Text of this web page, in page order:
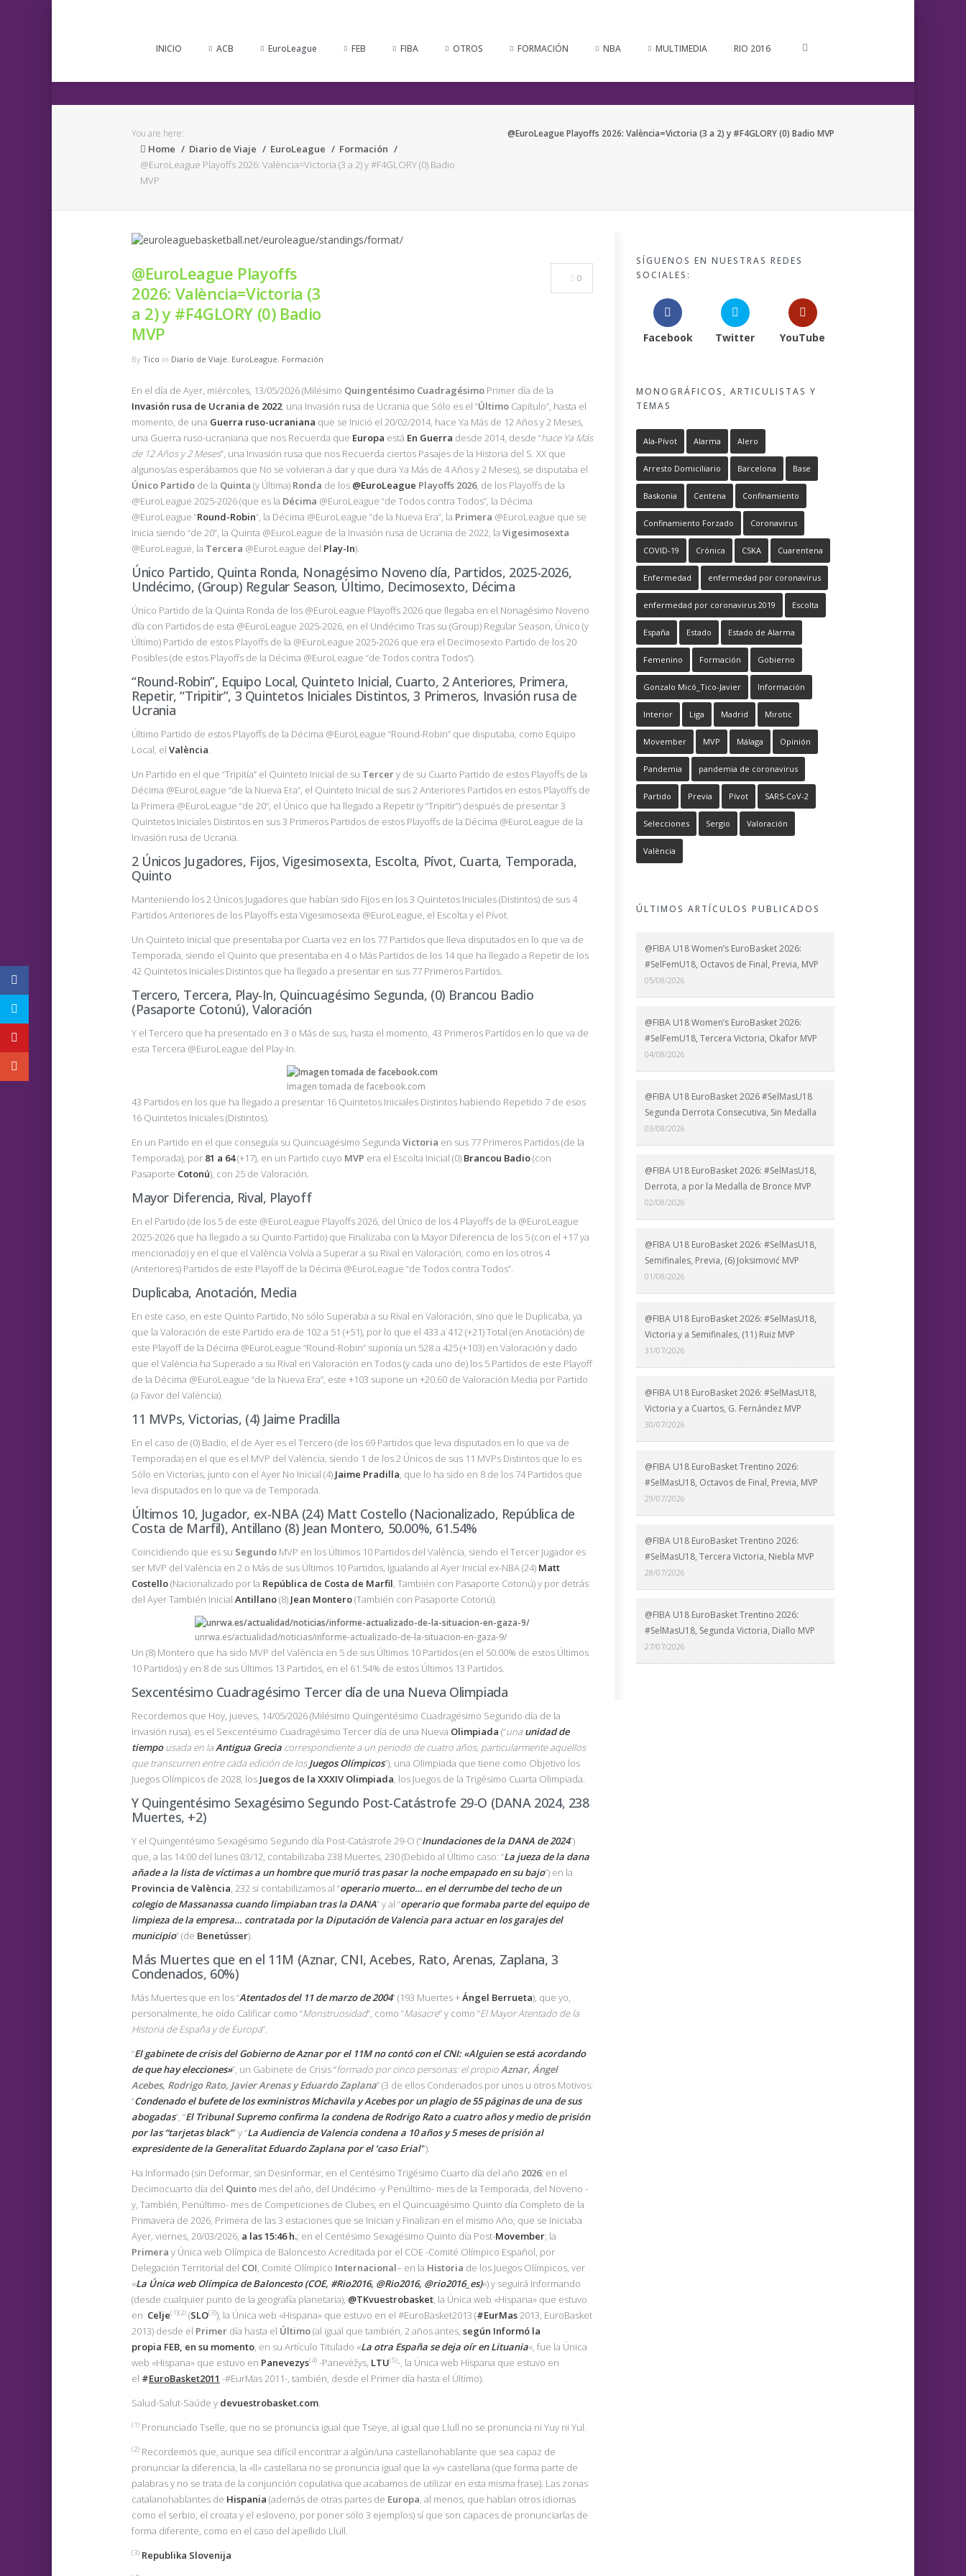
INICIO ACB EuroLeague FEB FIBA OTROS FORMACIÓN NBA MULTIMEDIA RIO 2016
You are here:
Home Diario de Viaje EuroLeague
Formación
@EuroLeague Playoffs 2026: València=Victoria (3 a 2) y #F4GLORY (0) Badio
MVP
@EuroLeague Playoffs 2026: València=Victoria (3 a 2) y #F4GLORY (0) Badio MVP
@EuroLeague Playoffs
2026: València=Victoria (3
a 2) y #F4GLORY (0) Badio
MVP
By Tico in Diario de Viaje, EuroLeague, Formación
0
En el día de Ayer, miércoles, 13/05/2026 (Milésimo Quingentésimo Cuadragésimo Primer día de la
Invasión rusa de Ucrania de 2022, una Invasión rusa de Ucrania que Sólo es el “Último Capítulo”, hasta el
momento, de una Guerra ruso-ucraniana que se Inició el 20/02/2014, hace Ya Más de 12 Años y 2 Meses,
una Guerra ruso-ucraniana que nos Recuerda que Europa está En Guerra desde 2014, desde “hace Ya Más
de 12 Años y 2 Meses”, una Invasión rusa que nos Recuerda ciertos Pasajes de la Historia del S. XX que
algunos/as esperábamos que No se volvieran a dar y que dura Ya Más de 4 Años y 2 Meses), se disputaba el
Único Partido de la Quinta (y Última) Ronda de los @EuroLeague Playoffs 2026, de los Playoffs de la
@EuroLeague 2025-2026 (que es la Décima @EuroLeague “de Todos contra Todos”, la Décima
@EuroLeague “Round-Robin”, la Décima @EuroLeague “de la Nueva Era”, la Primera @EuroLeague que se
Inicia siendo “de 20”, la Quinta @EuroLeague de la Invasión rusa de Ucrania de 2022, la Vigesimosexta
@EuroLeague, la Tercera @EuroLeague del Play-In).
Único Partido, Quinta Ronda, Nonagésimo Noveno día, Partidos, 2025-2026,
Undécimo, (Group) Regular Season, Último, Decimosexto, Décima
Único Partido de la Quinta Ronda de los @EuroLeague Playoffs 2026 que llegaba en el Nonagésimo Noveno
día con Partidos de esta @EuroLeague 2025-2026, en el Undécimo Tras su (Group) Regular Season, Único (y
Último) Partido de estos Playoffs de la @EuroLeague 2025-2026 que era el Decimosexto Partido de los 20
Posibles (de estos Playoffs de la Décima @EuroLeague “de Todos contra Todos”).
“Round-Robin”, Equipo Local, Quinteto Inicial, Cuarto, 2 Anteriores, Primera,
Repetir, “Tripitir”, 3 Quintetos Iniciales Distintos, 3 Primeros, Invasión rusa de
Ucrania
Último Partido de estos Playoffs de la Décima @EuroLeague “Round-Robin” que disputaba, como Equipo
Local, el València.
Un Partido en el que “Tripitía” el Quinteto Inicial de su Tercery de su Cuarto Partido de estos Playoffs de la
Décima @EuroLeague “de la Nueva Era”, el Quinteto Inicial de sus 2 Anteriores Partidos en estos Playoffs de
la Primera @EuroLeague “de 20”, el Único que ha llegado a Repetir (y “Tripitir”) después de presentar 3
Quintetos Iniciales Distintos en sus 3 Primeros Partidos de estos Playoffs de la Décima @EuroLeague de la
Invasión rusa de Ucrania.
2 Únicos Jugadores, Fijos, Vigesimosexta, Escolta, Pívot, Cuarta, Temporada,
Quinto
Manteniendo los 2 Únicos Jugadores que habían sido Fijos en los 3 Quintetos Iniciales (Distintos) de sus 4
Partidos Anteriores de los Playoffs esta Vigesimosexta @EuroLeague, el Escolta y el Pívot.
Un Quinteto Inicial que presentaba por Cuarta vez en los 77 Partidos que lleva disputados en lo que va de
Temporada, siendo el Quinto que presentaba en 4 o Más Partidos de los 14 que ha llegado a Repetir de los
42 Quintetos Iniciales Distintos que ha llegado a presentar en sus 77 Primeros Partidos.
Tercero, Tercera, Play-In, Quincuagésimo Segunda, (0) Brancou Badio
(Pasaporte Cotonú), Valoración
Y el Tercero que ha presentado en 3 o Más de sus, hasta el momento, 43 Primeros Partidos en lo que va de
esta Tercera @EuroLeague del Play-In.
Imagen tomada de facebook.com
43 Partidos en los que ha llegado a presentar 16 Quintetos Iniciales Distintos habiendo Repetido 7 de esos
16 Quintetos Iniciales (Distintos).
En un Partido en el que conseguía su Quincuagésimo Segunda Victoria en sus 77 Primeros Partidos (de la
Temporada), por 81 a 64(+17), en un Partido cuyo MVP era el Escolta Inicial (0) Brancou Badio(con
Pasaporte Cotonú), con 25 de Valoración.
Mayor Diferencia, Rival, Playoff
En el Partido (de los 5 de este @EuroLeague Playoffs 2026, del Único de los 4 Playoffs de la @EuroLeague
2025-2026 que ha llegado a su Quinto Partido) que Finalizaba con la Mayor Diferencia de los 5 (con el +17 ya
mencionado) y en el que el València Volvía a Superar a su Rival en Valoración, como en los otros 4
(Anteriores) Partidos de este Playoff de la Décima @EuroLeague “de Todos contra Todos”.
Duplicaba, Anotación, Media
En este caso, en este Quinto Partido, No sólo Superaba a su Rival en Valoración, sino que le Duplicaba, ya
que la Valoración de este Partido era de 102 a 51 (+51), por lo que el 433 a 412 (+21) Total (en Anotación) de
este Playoff de la Décima @EuroLeague “Round-Robin” suponía un 528 a 425 (+103) en Valoración y dado
que el València ha Superado a su Rival en Valoración en Todos (y cada uno de) los 5 Partidos de este Playoff
de la Décima @EuroLeague “de la Nueva Era”, este +103 supone un +20.60 de Valoración Media por Partido
(a Favor del València).
11 MVPs, Victorias, (4) Jaime Pradilla
En el caso de (0) Badio, el de Ayer es el Tercero (de los 69 Partidos que leva disputados en lo que va de
Temporada) en el que es el MVP del València, siendo 1 de los 2 Únicos de sus 11 MVPs Distintos que lo es
Sólo en Victorias, junto con el Ayer No Inicial (4) Jaime Pradilla, que lo ha sido en 8 de los 74 Partidos que
leva disputados en lo que va de Temporada.
Últimos 10, Jugador, ex-NBA (24) Matt Costello (Nacionalizado, República de
Costa de Marfil), Antillano (8) Jean Montero, 50.00%, 61.54%
Coincidiendo que es su Segundo MVP en los Últimos 10 Partidos del València, siendo el Tercer Jugador es
ser MVP del València en 2 o Más de sus Últimos 10 Partidos, Igualando al Ayer Inicial ex-NBA (24) Matt
Costello(Nacionalizado por la República de Costa de Marfil, También con Pasaporte Cotonú) y por detrás
del Ayer También Inicial Antillano(8) Jean Montero(También con Pasaporte Cotonú).
unrwa.es/actualidad/noticias/informe-actualizado-de-la-situacion-en-gaza-9/
Un (8) Montero que ha sido MVP del València en 5 de sus Últimos 10 Partidos (en el 50.00% de estos Últimos
10 Partidos) y en 8 de sus Últimos 13 Partidos, en el 61.54% de estos Últimos 13 Partidos.
Sexcentésimo Cuadragésimo Tercer día de una Nueva Olimpiada
Recordemos que Hoy, jueves, 14/05/2026 (Milésimo Quingentésimo Cuadragésimo Segundo día de la
Invasión rusa), es el Sexcentésimo Cuadragésimo Tercer día de una Nueva Olimpiada (“una unidad de
tiempousada en laAntigua Grecia correspondiente a un periodo de cuatro años, particularmente aquellos
que transcurren entre cada edición de losJuegos Olímpicos”), una Olimpiada que tiene como Objetivo los
Juegos Olímpicos de 2028, los Juegos de la XXXIV Olimpiada, los Juegos de la Trigésimo Cuarta Olimpiada.
Y Quingentésimo Sexagésimo Segundo Post-Catástrofe 29-O (DANA 2024, 238
Muertes, +2)
Y el Quingentésimo Sexagésimo Segundo día Post-Catástrofe 29-O (“Inundaciones de la DANA de 2024”)
que, a las 14:00 del lunes 03/12, contabilizaba 238 Muertes, 230 (Debido al Último caso: “La jueza de la dana
añade a la lista de víctimas a un hombre que murió tras pasar la noche empapado en su bajo”) en la
Provincia de València, 232 si contabilizamos al “operario muerto… en el derrumbe del techo de un
colegio de Massanassa cuando limpiaban tras la DANA” y al “operario que formaba parte del equipo de
limpieza de la empresa… contratada por la Diputación de Valencia para actuar en los garajes del
municipio” (de Benetússer).
Más Muertes que en el 11M (Aznar, CNI, Acebes, Rato, Arenas, Zaplana, 3
Condenados, 60%)
Más Muertes que en los “Atentados del 11 de marzo de 2004” (193 Muertes +Ángel Berrueta), que yo,
personalmente, he oído Calificar como “Monstruosidad”, como “Masacre” y como “El Mayor Atentado de la
Historia de España y de Europa”.
“El gabinete de crisis del Gobierno de Aznar por el 11M no contó con el CNI: «Alguien se está acordando
de que hay elecciones»”, un Gabinete de Crisis “formado por cinco personas: el propioAznar, Ángel
Acebes, Rodrigo Rato, Javier Arenas y Eduardo Zaplana” (3 de ellos Condenados por unos u otros Motivos:
“Condenado el bufete de los exministros Michavila y Acebes por un plagio de 55 páginas de una de sus
abogadas”, “El Tribunal Supremo confirma la condena de Rodrigo Rato a cuatro años y medio de prisión
por las “tarjetas black”” y “La Audiencia de Valencia condena a 10 años y 5 meses de prisión al
expresidente de la Generalitat Eduardo Zaplana por el ‘caso Erial’”).
Ha Informado (sin Deformar, sin Desinformar, en el Centésimo Trigésimo Cuarto día del año 2026; en el
Decimocuarto día del Quinto mes del año, del Undécimo -y Penúltimo- mes de la Temporada, del Noveno -
y, También, Penúltimo- mes de Competiciones de Clubes, en el Quincuagésimo Quinto día Completo de la
Primavera de 2026, Primera de las 3 estaciones que se Inician y Finalizan en el mismo Año, que se Iniciaba
Ayer, viernes, 20/03/2026, a las 15:46 h.; en el Centésimo Sexagésimo Quinto día Post-Movember; la
Primera y Única web Olímpica de Baloncesto Acreditada por el COE -Comité Olímpico Español, por
Delegación Territorial del COI, Comité Olímpico Internacional– en la Historia de los Juegos Olímpicos, ver
«La Única web Olímpica de Baloncesto (COE, #Rio2016, @Rio2016, @rio2016_es)«) y seguirá Informando
(desde cualquier punto de la geografía planetaria), @TKvuestrobasket, la Única web «Hispana» que estuvo
en Celje(1)(2) (SLO(3)), la Única web «Hispana» que estuvo en el #EuroBasket2013 (#EurMas2013, EuroBasket
2013) desde el Primer día hasta el Último(al igual que también, 2 años antes, según Informó la
propia FEB, en su momento, en su Artículo Titulado «La otra España se deja oír en Lituania«, fue la Única
web «Hispana» que estuvo en Panevezys(4) -Panevėžys, LTU(5)-, la Única web Hispana que estuvo en
el #EuroBasket2011 -#EurMas 2011-, también, desde el Primer día hasta el Último).
Salud-Salut-Saúde y devuestrobasket.com.
(1) Pronunciado Tselle, que no se pronuncia igual que Tseye, al igual que Llull no se pronuncia ni Yuy ni Yul.
(2) Recordemos que, aunque sea difícil encontrar a algún/una castellanohablante que sea capaz de
pronunciar la diferencia, la «ll» castellana no se pronuncia igual que la «y» castellana (que forma parte de
palabras y no se trata de la conjunción copulativa que acabamos de utilizar en esta misma frase). Las zonas
catalanohablantes de Hispania (además de otras partes de Europa, al menos, que hablan otros idiomas
como el serbio, el croata y el esloveno, por poner sólo 3 ejemplos) sí que son capaces de pronunciarlas de
forma diferente, como en el caso del apellido Llull.
(3) Republika Slovenija
SÍGUENOS EN NUESTRAS REDES
SOCIALES:
Facebook Twitter YouTube
MONOGRÁFICOS, ARTICULISTAS Y
TEMAS
Ala-Pívot Alarma Alero
Arresto Domiciliario Barcelona Base
Baskonia Centena Confinamiento
Confinamiento Forzado Coronavirus
COVID-19 Crónica CSKA Cuarentena
Enfermedad enfermedad por coronavirus
enfermedad por coronavirus 2019 Escolta
España Estado Estado de Alarma
Femenino Formación Gobierno
Gonzalo Micó_Tico-Javier Información
Interior Liga Madrid Mirotic
Movember MVP Málaga Opinión
Pandemia pandemia de coronavirus
Partido Previa Pívot SARS-CoV-2
Selecciones Sergio Valoración
València
ÚLTIMOS ARTÍCULOS PUBLICADOS
@FIBA U18 Women’s EuroBasket 2026:
#SelFemU18, Octavos de Final, Previa, MVP
05/08/2026
@FIBA U18 Women’s EuroBasket 2026:
#SelFemU18, Tercera Victoria, Okafor MVP
04/08/2026
@FIBA U18 EuroBasket 2026 #SelMasU18
Segunda Derrota Consecutiva, Sin Medalla
03/08/2026
@FIBA U18 EuroBasket 2026: #SelMasU18,
Derrota, a por la Medalla de Bronce MVP
02/08/2026
@FIBA U18 EuroBasket 2026: #SelMasU18,
Semifinales, Previa, (6) Joksimović MVP
01/08/2026
@FIBA U18 EuroBasket 2026: #SelMasU18,
Victoria y a Semifinales, (11) Ruiz MVP
31/07/2026
@FIBA U18 EuroBasket 2026: #SelMasU18,
Victoria y a Cuartos, G. Fernández MVP
30/07/2026
@FIBA U18 EuroBasket Trentino 2026:
#SelMasU18, Octavos de Final, Previa, MVP
29/07/2026
@FIBA U18 EuroBasket Trentino 2026:
#SelMasU18, Tercera Victoria, Niebla MVP
28/07/2026
@FIBA U18 EuroBasket Trentino 2026:
#SelMasU18, Segunda Victoria, Diallo MVP
27/07/2026